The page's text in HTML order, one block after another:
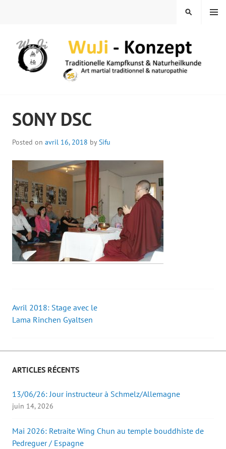
MENU
SEARCH
SONY DSC
Posted on avril 16, 2018 bySifu
Post
Avril 2018: Stage avec le
Lama Rinchen Gyaltsen
ARTICLES RÉCENTS
13/06/26: Jour instructeur à Schmelz/Allemagne
juin 14, 2026
Mai 2026: Retraite Wing Chun au temple bouddhiste de
Pedreguer / Espagne